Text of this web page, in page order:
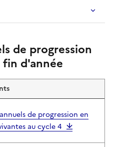
de progression
d'année
de progression en
au cycle 4